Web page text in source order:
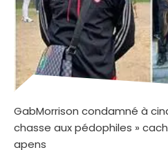
GabMorrison condamné à
chasse aux pédophiles »
apens